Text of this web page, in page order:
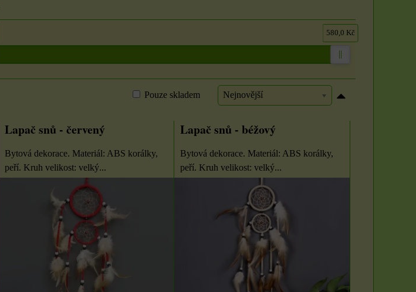
580,0 Kč
Nejnovější
Pouze skladem
Lapač snů - červený
Bytová dekorace. Materiál: ABS korálky,
peří. Kruh velikost: velký...
Lapač snů - béžový
Bytová dekorace. Materiál: ABS korálky,
peří. Kruh velikost: velký...